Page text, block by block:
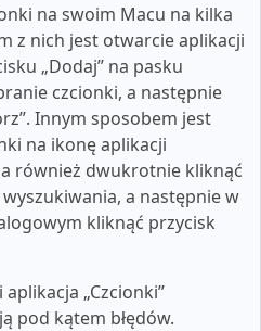
na swoim Macu na kilka
z nich jest otwarcie aplikacji
„Dodaj” na pasku
czcionki, a następnie
Innym sposobem jest
na ikonę aplikacji
również dwukrotnie kliknąć
a następnie w
kliknąć przycisk
„Czcionki”
pod kątem błędów.